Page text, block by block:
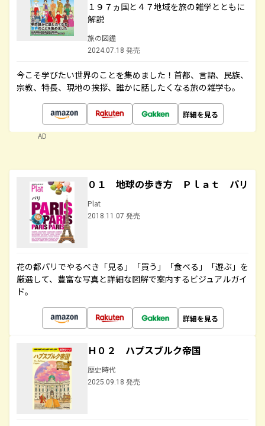
１９７ヵ国と４７地域を旅の雑学とともに
解説
旅の図鑑
2024.07.18 発売
今こそ学びたい世界のことを集めました！首都、言語、民族、
宗教、特長、現地の挨拶、誰かに話したくなる旅の雑学も。
詳細を見る
AD
０１ 地球の歩き方 Ｐｌａｔ パリ
Plat
2018.11.07 発売
花の都パリでやるべき「見る」「買う」「食べる」「遊ぶ」を
厳選して、豊富な写真と詳細な図解で案内するビジュアルガイ
ド。
詳細を見る
Ｈ０２ ハプスブルク帝国
歴史時代
2025.09.18 発売